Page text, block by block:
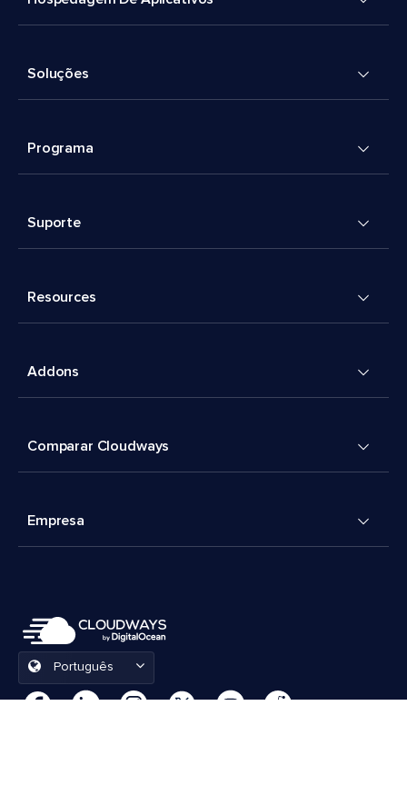
Soluções
Programa
Suporte
Resources
Addons
Comparar Cloudways
Empresa
Português